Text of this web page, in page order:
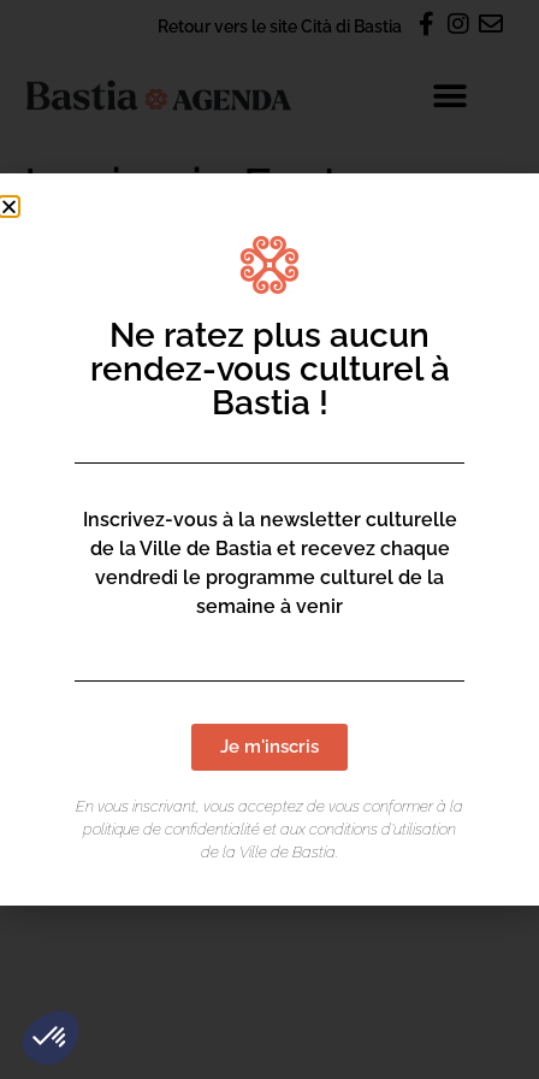
Retour vers le site Cità di Bastia
Lupinu in Festa
CONTACT
S'abonner à la newsletter Agenda
Nous contacter par e-mail
Mentions légales/Cookie/ Réalisation Corsicaweb
Ne ratez plus aucun
rendez-vous culturel à
Bastia !
Inscrivez-vous à la newsletter culturelle
de la Ville de Bastia et recevez chaque
vendredi le programme culturel de la
semaine à venir
Je m'inscris
En vous inscrivant, vous acceptez de vous conformer à la
politique de confidentialité et aux conditions d’utilisation
de la Ville de Bastia.